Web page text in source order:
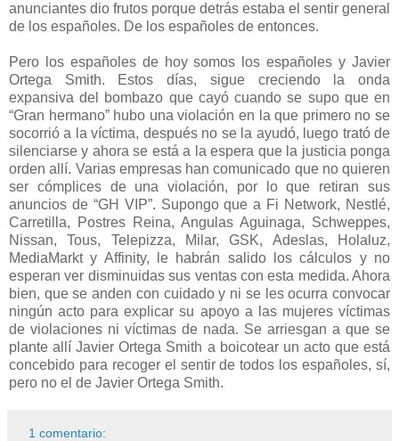
anunciantes dio frutos porque detrás estaba el sentir general
de los españoles. De los españoles de entonces.
Pero los españoles de hoy somos los españoles y Javier
Ortega Smith. Estos días, sigue creciendo la onda
expansiva del bombazo que cayó cuando se supo que en
“Gran hermano” hubo una violación en la que primero no se
socorrió a la víctima, después no se la ayudó, luego trató de
silenciarse y ahora se está a la espera que la justicia ponga
orden allí. Varias empresas han comunicado que no quieren
ser cómplices de una violación, por lo que retiran sus
anuncios de “GH VIP”. Supongo que a Fi Network, Nestlé,
Carretilla, Postres Reina, Angulas Aguinaga, Schweppes,
Nissan, Tous, Telepizza, Milar, GSK, Adeslas, Holaluz,
MediaMarkt y Affinity, le habrán salido los cálculos y no
esperan ver disminuidas sus ventas con esta medida. Ahora
bien, que se anden con cuidado y ni se les ocurra convocar
ningún acto para explicar su apoyo a las mujeres víctimas
de violaciones ni víctimas de nada. Se arriesgan a que se
plante allí Javier Ortega Smith a boicotear un acto que está
concebido para recoger el sentir de todos los españoles, sí,
pero no el de Javier Ortega Smith.
1 comentario: